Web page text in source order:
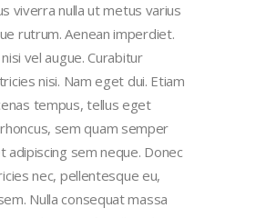
viverra nulla ut metus varius
rutrum. Aenean imperdiet.
vel augue. Curabitur
nisi. Nam eget dui. Etiam
tempus, tellus eget
sem quam semper
adipiscing sem neque. Donec
nec, pellentesque eu,
Nulla consequat massa